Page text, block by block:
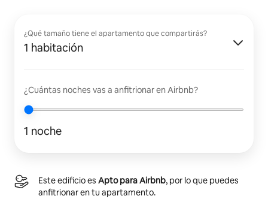
¿Qué tamaño tiene el apartamento que compartirás?
1 habitación
¿Cuántas noches vas a anfitrionar en Airbnb?
1 noche
Este edificio es Apto para Airbnb, por lo que puedes
anfitrionar en tu apartamento.